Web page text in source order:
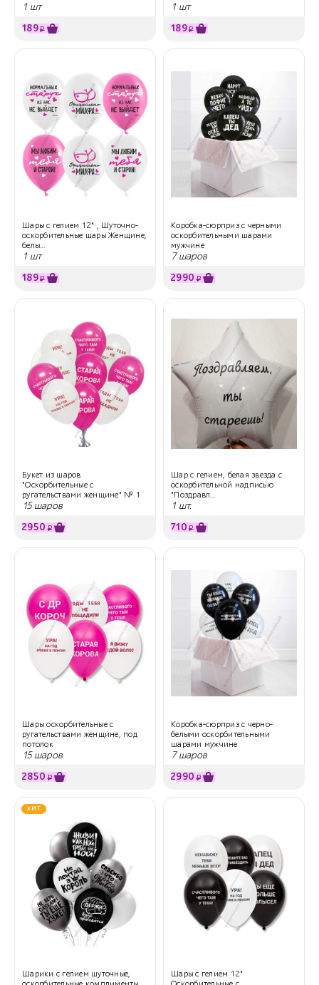
1 шт
189₽
1 шт
189₽
Шары с гелием 12" , Шуточно-
оскорбительные шары Женщине,
белы...
1 шт
189₽
Коробка-сюрприз с черными
оскорбительными шарами
мужчине
7 шаров
2990 ₽
Букет из шаров
"Оскорбительные с
ругательствами женщине" № 1
15 шаров
2950 ₽
Шар с гелием, белая звезда с
оскорбительной надписью
"Поздравл...
1 шт.
710 ₽
Шары оскорбительные с
ругательствами женщине, под
потолок
15 шаров
2850 ₽
Коробка-сюрприз с черно-
белыми оскорбительными
шарами мужчине
7 шаров
2990 ₽
ХИТ
Шарики с гелием шуточные,
Шары с гелием 12"